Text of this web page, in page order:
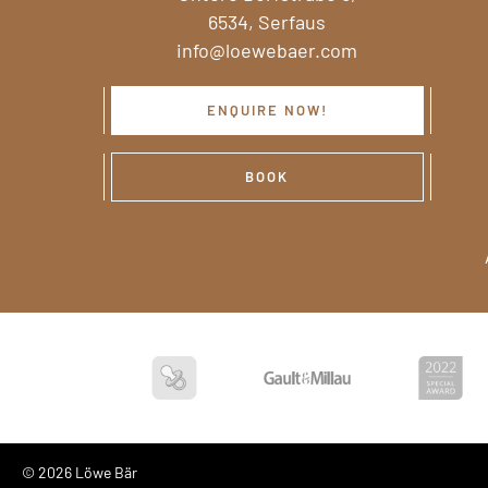
6534, Serfaus
info@loewebaer.com
ENQUIRE NOW!
BOOK
© 2026 Löwe Bär